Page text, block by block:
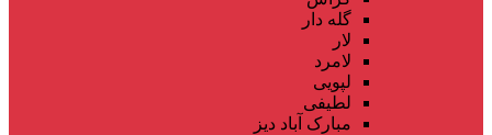
گله دار
لار
لامرد
لپویی
لطیفی
مبارک آباد دیز